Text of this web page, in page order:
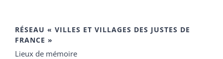
RÉSEAU « VILLES ET VILLAGES DES JUSTES DE
FRANCE »
Lieux de mémoire